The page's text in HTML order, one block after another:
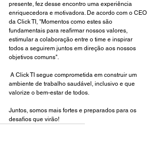
presente, fez desse encontro uma experiência
enriquecedora e motivadora. De acordo com o CEO
da Click TI, "Momentos como estes são
fundamentais para reafirmar nossos valores,
estimular a colaboração entre o time e inspirar
todos a seguirem juntos em direção aos nossos
objetivos comuns".
ambiente de trabalho saudável, inclusivo e que
valorize o bem-estar de todos.
Juntos, somos mais fortes e preparados para os
desafios que virão!